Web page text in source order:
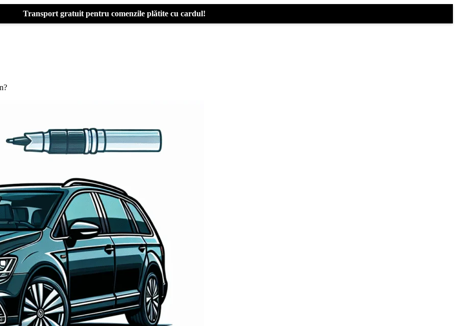
Transport gratuit pentru comenzile plătite cu cardul!